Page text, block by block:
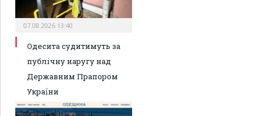
07.08.2026 13:40
Одесита судитимуть за
публічну наругу над
Державним Прапором
України